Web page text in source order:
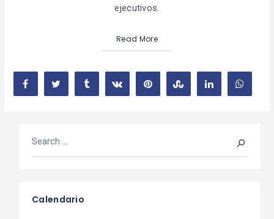
ejecutivos.
Read More
Calendario